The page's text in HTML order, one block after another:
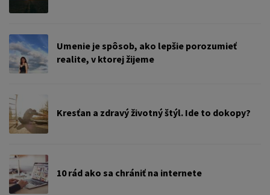
Umenie je spôsob, ako lepšie porozumieť
realite, v ktorej žijeme
Kresťan a zdravý životný štýl. Ide to dokopy?
10 rád ako sa chrániť na internete